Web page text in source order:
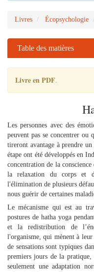
Livres Écopsychologie
Table des matières
Livre en PDF.
Les personnes avec des
peuvent pas se concentrer ou
tireront avantage à prendre
étape ont été développés en
concentration de la
la relaxation du corps et
l'élimination de plusieurs
nous guérir de certaines
Le mécanisme qui est au
postures de hatha yoga
et la redistribution de
l'organisme, qui mènent à leur
de sensations sont typiques
premiers jours de la
seulement une adaptation